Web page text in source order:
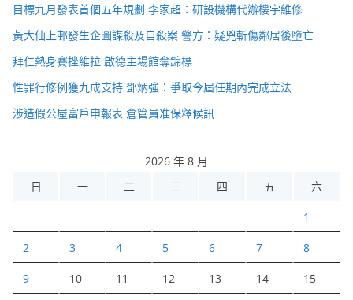
目標九月發表首個五年規劃 李家超：研設機構代辦樓宇維修
黃大仙上邨發生企圖謀殺及自殺案 警方：疑兇斬傷鄰居後墮亡
拜仁熱身賽挫維拉 啟德主場館奪錦標
性罪行修例獲九成支持 鄧炳強：爭取今屆任期內完成立法
涉造假公屋富戶申報表 倉管員准保釋候訊
2026 年 8 月
日
一 二 三 四 五 六
1
2 3 4 5 6 7 8
9 10 11 12 13 14 15